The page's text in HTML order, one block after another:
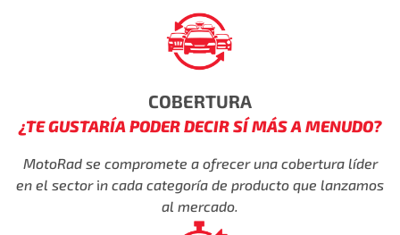
COBERTURA
¿TE GUSTARÍA PODER DECIR SÍ MÁS A MENUDO?
MotoRad se compromete a ofrecer una cobertura líder
en el sectorin cada categoría de producto que lanzamos
al mercado.